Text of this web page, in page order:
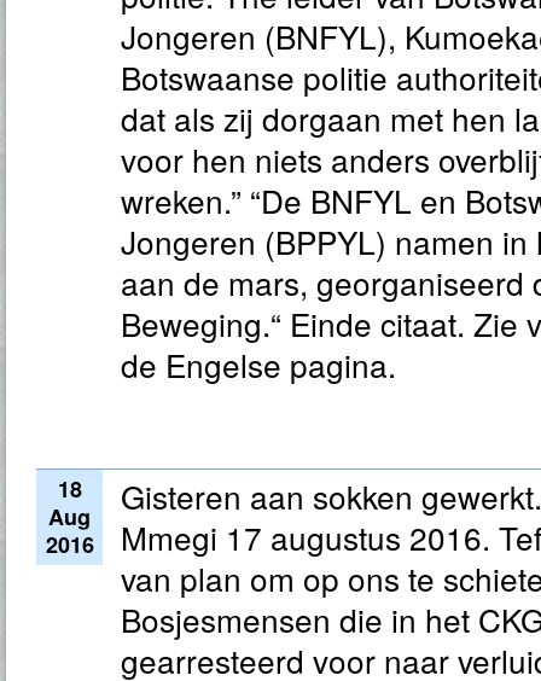
Jongeren (BNFYL),
Botswaanse politie
dat als zij dorgaan met hen
voor hen niets anders
wreken.” “De BNFYL en
Jongeren (BPPYL) namen
aan de mars, georganiseerd
Beweging.“ Einde citaat. Zie
de Engelse pagina.
18
Aug
2016
Gisteren aan sokken gewerkt.
Mmegi 17 augustus 2016.
van plan om op ons te
Bosjesmensen die in het
gearresteerd voor naar